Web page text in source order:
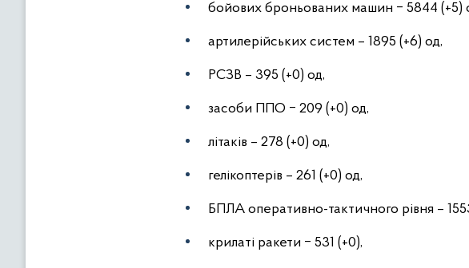
бойових броньованих машин ‒ 5844 (+5)
артилерійських систем – 1895 (+6) од,
РСЗВ – 395 (+0) од,
засоби ППО ‒ 209 (+0) од,
літаків – 278 (+0) од,
гелікоптерів – 261 (+0) од,
БПЛА оперативно-тактичного рівня –
крилаті ракети ‒ 531 (+0),